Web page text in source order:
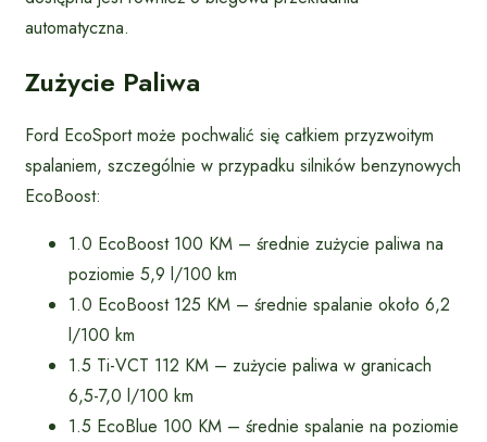
automatyczna.
Zużycie Paliwa
Ford EcoSport może pochwalić się całkiem przyzwoitym
spalaniem, szczególnie w przypadku silników benzynowych
EcoBoost:
1.0 EcoBoost 100 KM – średnie zużycie paliwa na
poziomie 5,9 l/100 km
1.0 EcoBoost 125 KM – średnie spalanie około 6,2
l/100 km
1.5 Ti-VCT 112 KM – zużycie paliwa w granicach
6,5-7,0 l/100 km
1.5 EcoBlue 100 KM – średnie spalanie na poziomie